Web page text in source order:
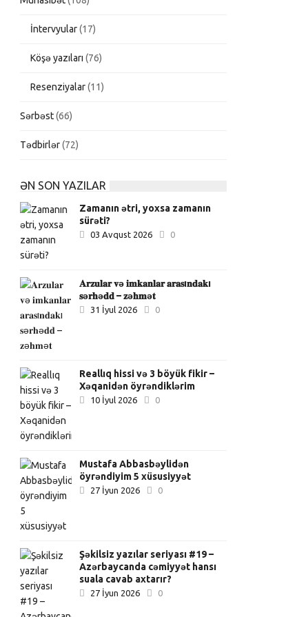
İntervyular(17)
Köşə yazıları (76)
Resenziyalar(11)
Sərbəst(66)
Tədbirlər(72)
ƏN SON YAZILAR
Zamanın ətri, yoxsa zamanın
sürəti?
03 Avqust 2026 0
𝐀𝐫𝐳𝐮𝐥𝐚𝐫 𝐯ə 𝐢𝐦𝐤𝐚𝐧𝐥𝐚𝐫 𝐚𝐫𝐚𝐬ı𝐧𝐝𝐚𝐤ı
𝐬ə𝐫𝐡ə𝐝𝐝 – 𝐳ə𝐡𝐦ə𝐭
31 İyul 2026 0
Reallıq hissi və 3 böyük fikir –
Xəqanidən öyrəndiklərim
10 İyul 2026 0
Mustafa Abbasbəylidən
öyrəndiyim 5 xüsusiyyət
27 İyun 2026 0
Şəkilsiz yazılar seriyası #19 –
Azərbaycanda cəmiyyət hansı
suala cavab axtarır?
27 İyun 2026 0